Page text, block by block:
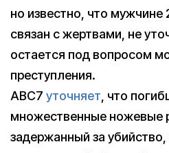
но известно, что мужчине
связан с жертвами, не
остается под вопросом
преступления.
ABC7 уточняет, что
множественные ножевые
задержанный за